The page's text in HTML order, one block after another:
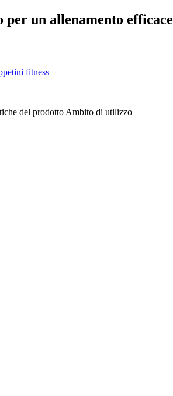
un allenamento efficace
fitness
del prodotto Ambito di utilizzo